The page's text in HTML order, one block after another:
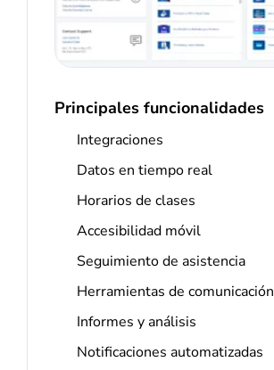
Principales funcionalidades
Integraciones
Datos en tiempo real
Horarios de clases
Accesibilidad móvil
Seguimiento de asistencia
Herramientas de comunicación
Informes y análisis
Notificaciones automatizadas